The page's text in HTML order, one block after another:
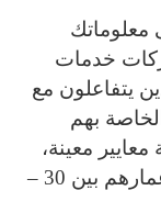
معلوماتك
خدمات
يتفاعلون مع
بهم
معينة،
على سبيل المثال، اشخاص تتراوح اعمارهم بين 30 –